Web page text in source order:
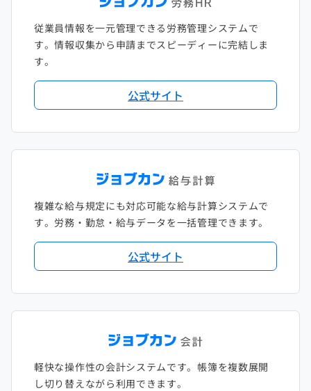
従業員情報を一元管理できる労務管理システムで
す。情報収集から申請までスピーディーに完結しま
す。
公式サイト
複雑な給与規定にも対応可能な給与計算システムで
す。労務・勤怠・給与データを一括管理できます。
公式サイト
軽快な操作性の会計システムです。帳簿を複数展開
し切り替えながら利用できます。